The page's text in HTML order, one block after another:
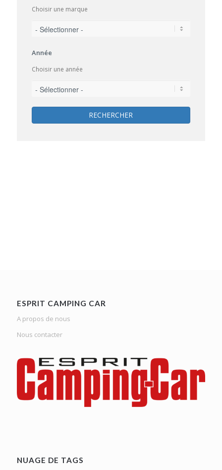
Choisir une marque
Année
Choisir une année
RECHERCHER
ESPRIT CAMPING CAR
A propos de nous
Nous contacter
NUAGE DE TAGS